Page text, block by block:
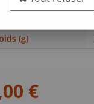
(g)
00 €